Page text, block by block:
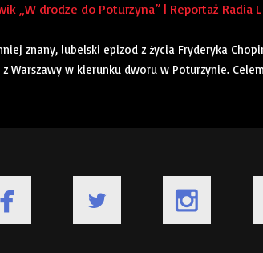
„W drodze do Poturzyna” | Reportaż Radia
znany, lubelski epizod z życia Fryderyka
z Warszawy w kierunku dworu w Poturzynie.